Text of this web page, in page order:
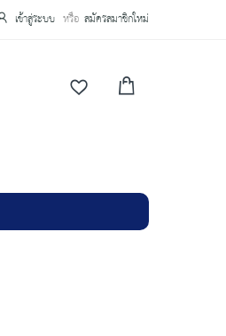
เข้าสู่ระบบ สมัครสมาชิกใหม่